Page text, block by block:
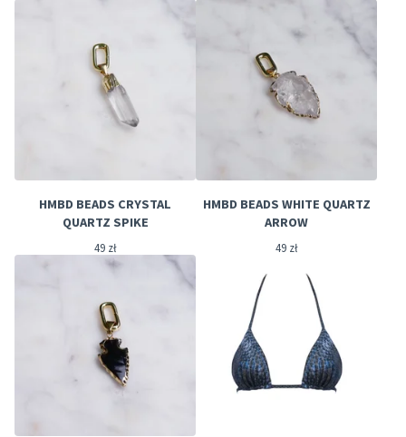
HMBD BEADS CRYSTAL
QUARTZ SPIKE
49 zł
HMBD BEADS WHITE QUARTZ
ARROW
49 zł